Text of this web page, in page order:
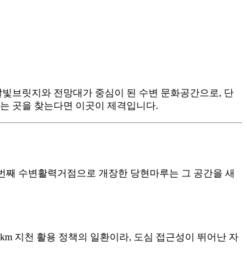
브릿지와 전망대가 중심이 된 수변 문화공간으로, 단
곳을 찾는다면 이곳이 제격입니다.
수변활력거점으로 개장한 당현마루는 그 공간을 새
지천 활용 정책의 일환이라, 도심 접근성이 뛰어난 자